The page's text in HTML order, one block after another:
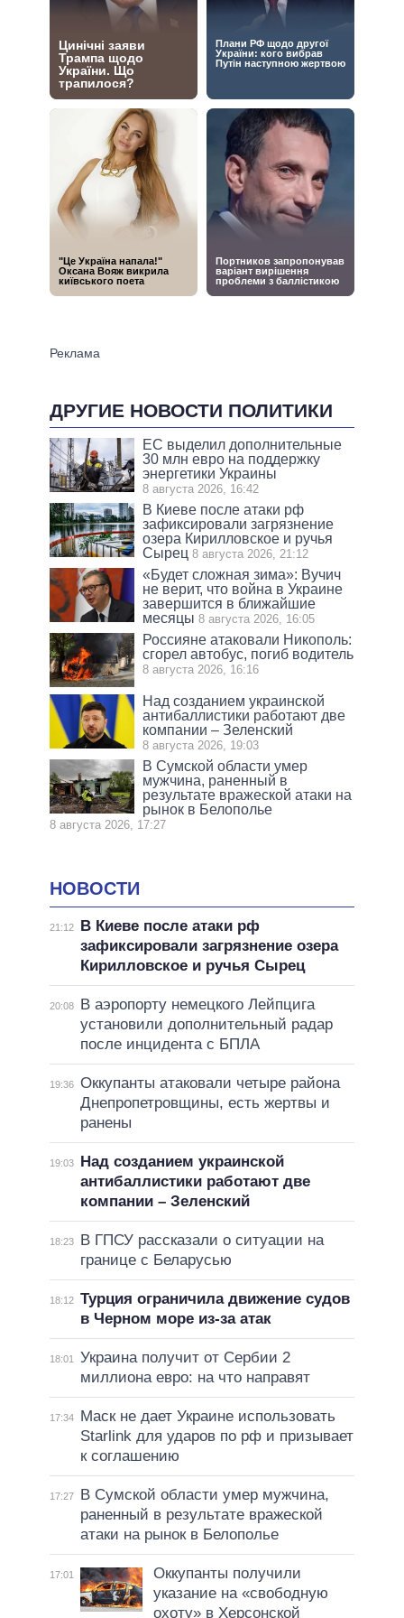
ДРУГИЕ НОВОСТИ ПОЛИТИКИ
ЕС выделил дополнительные
30 млн евро на поддержку
энергетики Украины
8 августа 2026, 16:42
В Киеве после атаки рф
зафиксировали загрязнение
озера Кирилловское и ручья
Сырец 8 августа 2026, 21:12
«Будет сложная зима»: Вучич
не верит, что война в Украине
завершится в ближайшие
месяцы 8 августа 2026, 16:05
Россияне атаковали Никополь:
сгорел автобус, погиб водитель
8 августа 2026, 16:16
Над созданием украинской
антибаллистики работают две
компании – Зеленский
8 августа 2026, 19:03
В Сумской области умер
мужчина, раненный в
результате вражеской атаки на
рынок в Белополье
8 августа 2026, 17:27
НОВОСТИ
21:12
В Киеве после атаки рф
зафиксировали загрязнение озера
Кирилловское и ручья Сырец
20:08
В аэропорту немецкого Лейпцига
установили дополнительный радар
после инцидента с БПЛА
19:36 Оккупанты атаковали четыре района
Днепропетровщины, есть жертвы и
ранены
19:03
Над созданием украинской
антибаллистики работают две
компании – Зеленский
18:23
В ГПСУ рассказали о ситуации на
границе с Беларусью
18:12 Турция ограничила движение судов
в Черном море из-за атак
18:01
Украина получит от Сербии 2
миллиона евро: на что направят
17:34
Маск не дает Украине использовать
Starlink для ударов по рф и призывает
к соглашению
17:27
В Сумской области умер мужчина,
раненный в результате вражеской
атаки на рынок в Белополье
17:01
Оккупанты получили
указание на «свободную
охоту» в Херсонской